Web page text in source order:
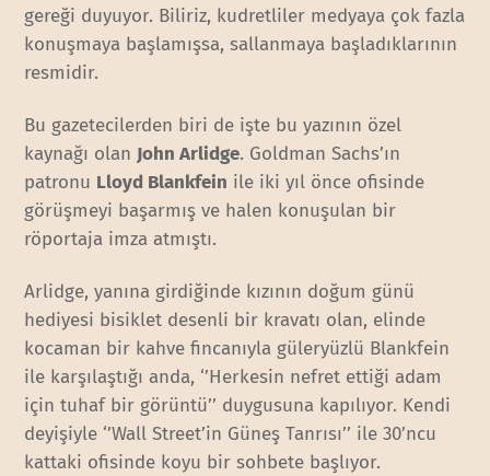
gereği duyuyor. Biliriz, kudretliler medyaya çok fazla
konuşmaya başlamışsa, sallanmaya başladıklarının
resmidir.
Bu gazetecilerden biri de işte bu yazının özel
kaynağı olan John Arlidge. Goldman Sachs’ın
patronu Lloyd Blankfein ile iki yıl önce ofisinde
görüşmeyi başarmış ve halen konuşulan bir
röportaja imza atmıştı.
Arlidge, yanına girdiğinde kızının doğum günü
hediyesi bisiklet desenli bir kravatı olan, elinde
kocaman bir kahve fincanıyla güleryüzlü Blankfein
ile karşılaştığı anda, ‘’Herkesin nefret ettiği adam
için tuhaf bir görüntü’’ duygusuna kapılıyor. Kendi
deyişiyle ‘’Wall Street’in Güneş Tanrısı’’ ile 30’ncu
kattaki ofisinde koyu bir sohbete başlıyor.